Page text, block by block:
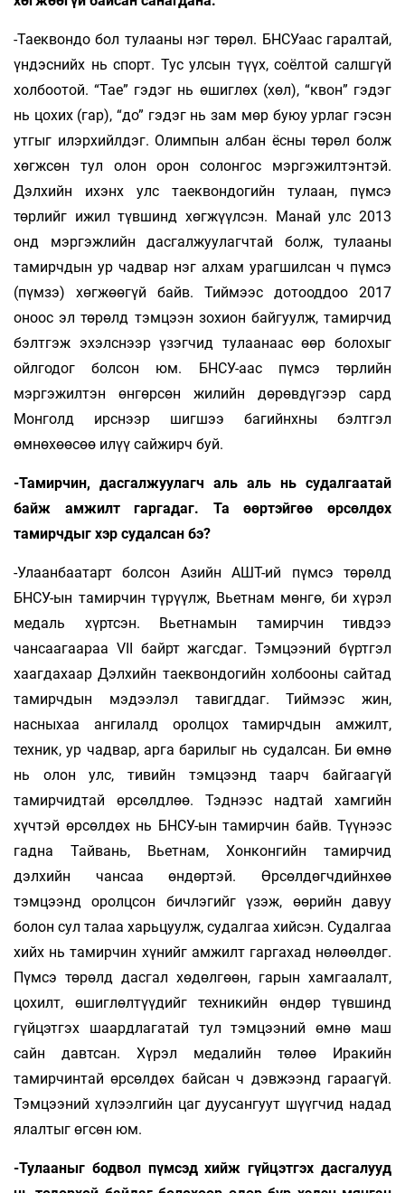
-Таеквондо бол тулааны нэг төрөл. БНСУаас гаралтай,
үндэснийх нь спорт. Тус улсын түүх, соёлтой салшгүй
холбоотой. “Тае” гэдэг нь өшиглөх (хөл), “квон” гэдэг
нь цохих (гар), “до” гэдэг нь зам мөр буюу урлаг гэсэн
утгыг илэрхийлдэг. Олимпын албан ёсны төрөл болж
хөгжсөн тул олон орон солонгос мэргэжилтэнтэй.
Дэлхийн ихэнх улс таеквондогийн тулаан, пүмсэ
төрлийг ижил түвшинд хөгжүүлсэн. Манай улс 2013
онд мэргэжлийн дасгалжуулагчтай болж, тулааны
тамирчдын ур чадвар нэг алхам урагшилсан ч пүмсэ
(пүмзэ) хөгжөөгүй байв. Тиймээс дотооддоо 2017
оноос эл төрөлд тэмцээн зохион байгуулж, тамирчид
бэлтгэж эхэлснээр үзэгчид тулаанаас өөр болохыг
ойлгодог болсон юм. БНСУ-аас пүмсэ төрлийн
мэргэжилтэн өнгөрсөн жилийн дөрөв­дүгээр сард
Монголд ирснээр шигшээ багийнхны бэлтгэл
өмнөхөөсөө илүү сайжирч буй.
-Тамирчин, дасгалжуулагч аль аль нь судалгаатай
байж амжилт гаргадаг. Та өөртэй­гөө өрсөлдөх
тамирчдыг хэр судалсан бэ?
-Улаанбаатарт болсон Азийн АШТ-ий пүмсэ төрөлд
БНСУ-ын тамирчин түрүүлж, Вьетнам мөнгө, би хүрэл
медаль хүртсэн. Вьетнамын тамирчин тивдээ
чансаагаараа VII байрт жагсдаг. Тэмцээний бүртгэл
хаагдахаар Дэлхийн таеквондогийн холбооны сайтад
тамирчдын мэдээлэл тавигддаг. Тиймээс жин,
насныхаа ангилалд оролцох тамирчдын амжилт,
техник, ур чадвар, арга барилыг нь судалсан. Би өмнө
нь олон улс, тивийн тэмцээнд таарч байгаагүй
тамирчидтай өрсөлдлөө. Тэднээс надтай хамгийн
хүчтэй өрсөлдөх нь БНСУ-ын тамирчин байв. Түүнээс
гадна Тайвань, Вьетнам, Хонконгийн тамирчид
дэлхийн чансаа өндөртэй. Өрсөлдөгчдийнхөө
тэмцээнд оролцсон бичлэгийг үзэж, өөрийн давуу
болон сул талаа харьцуулж, судалгаа хийсэн. Судалгаа
хийх нь тамирчин хүнийг амжилт гаргахад нөлөөлдөг.
Пүмсэ төрөлд дасгал хөдөлгөөн, гарын хамгаалалт,
цохилт, өшиглөлтүүдийг техникийн өндөр түвшинд
гүйцэтгэх шаардлагатай тул тэмцээний өмнө маш
сайн давтсан. Хүрэл медалийн төлөө Иракийн
тамирчинтай өрсөлдөх байсан ч дэвжээнд гараагүй.
Тэмцээний хүлээлгийн цаг дуусангуут шүүгчид надад
ялалтыг өгсөн юм.
-Тулааныг бодвол пүмсэд хийж гүй­цэтгэх дасгалууд